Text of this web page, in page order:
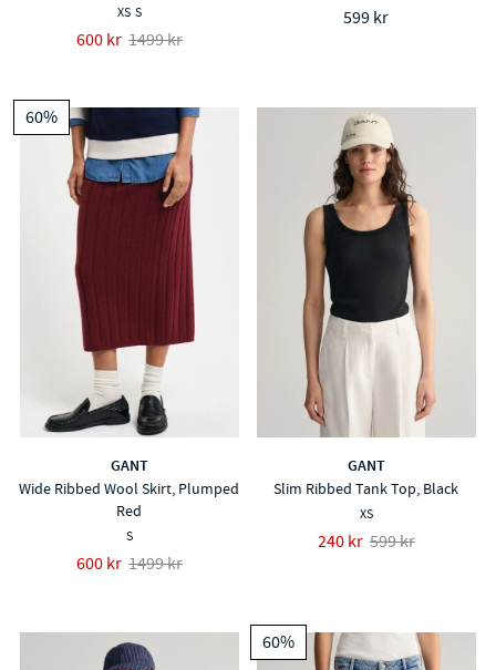
XS S
600 kr 1499 kr
599 kr
60%
GANT
Wide Ribbed Wool Skirt, Plumped
Red
S
600 kr 1499 kr
GANT
Slim Ribbed Tank Top, Black
XS
240 kr 599 kr
60%